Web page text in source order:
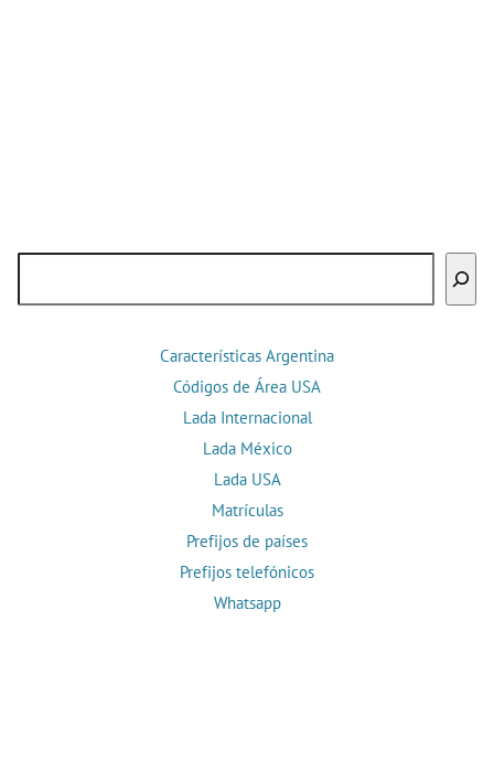
Características Argentina
Códigos de Área USA
Lada Internacional
Lada México
Lada USA
Matrículas
Prefijos de países
Prefijos telefónicos
Whatsapp